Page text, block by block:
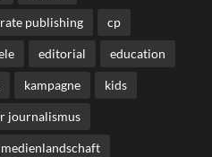
publishing cp
editorial education
kampagne kids
journalismus
medienlandschaft